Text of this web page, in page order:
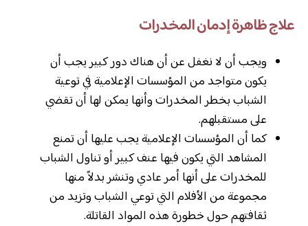
علاج ظاهرة إدمان المخدرات
ويجب أن لا نغفل عن أن هناك دور كبير يجب أن
يكون متواجد من المؤسسات الإعلامية في توعية
الشباب بخطر المخدرات وأنها يمكن لها أن تقضي
على مستقبلهم.
كما أن المؤسسات الإعلامية يجب عليها أن تمنع
المشاهد التي يكون فيها عنف كبير أو تناول الشباب
للمخدرات على أنها أمر عادي وتنشر بدلاً منها
مجموعة من الأفلام التي توعي الشباب وتزيد من
ثقافتهم حول خطورة هذه المواد القاتلة.